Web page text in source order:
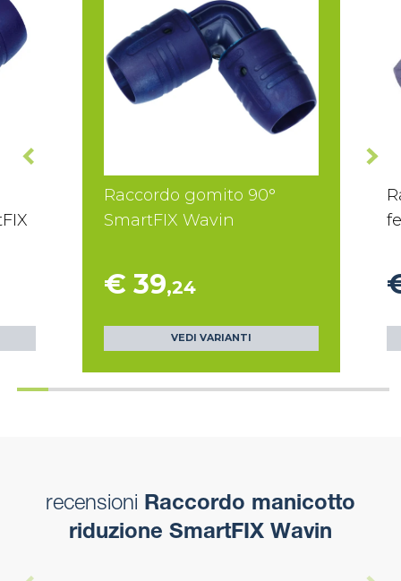
Raccordo gomito 90°
SmartFIX Wavin
€ 39,24
VEDI VARIANTI
recensioni Raccordo manicotto
riduzione SmartFIX Wavin